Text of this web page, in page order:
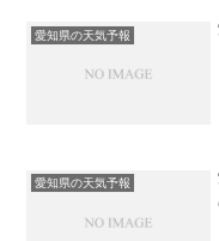
愛知県の天気予報
愛知県の天気予報